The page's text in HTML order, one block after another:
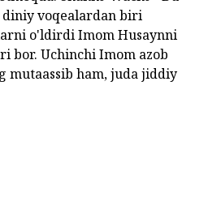
voqealardan biri
o'ldirdi Imom Husaynni
bor. Uchinchi Imom azob
mutaassib ham, juda jiddiy